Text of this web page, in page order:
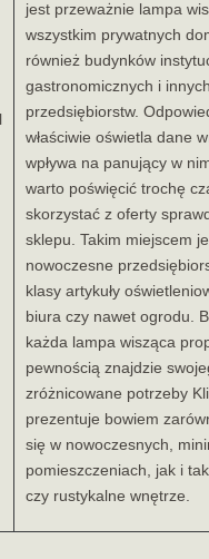
jest przeważnie lampa
wszystkim prywatnych
również budynków
gastronomicznych i
przedsiębiorstw.
właściwie oświetla dane
wpływa na panujący w
warto poświęcić trochę
skorzystać z oferty
sklepu. Takim miejscem
nowoczesne
klasy artykuły
biura czy nawet ogrodu.
każda lampa wisząca
pewnością znajdzie
zróżnicowane potrzeby
prezentuje bowiem
się w nowoczesnych,
pomieszczeniach, jak i
czy rustykalne wnętrze.